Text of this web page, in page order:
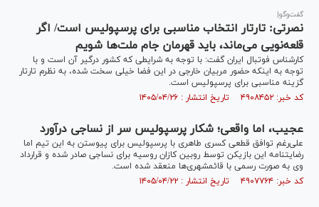
گفت‌وگو|
نصرتی: تارتار انتخاب مناسبی برای پرسپولیس است/ اگر
قلعه‌نویی می‌ماند، باید قهرمان جام ملت‌ها شویم
کارشناس فوتبال ایران گفت: با توجه به شرایطی که کشور درگیر آن است و با
توجه به اینکه حضور مربیان خارجی در این فضا خیلی سخت شده، به نظرم تارتار
گزینه مناسبی برای پرسپولیس است.
کد خبر: ۴۹۰۸۴۵۲ تاریخ انتشار : ۱۴۰۵/۰۴/۲۶
عجیب، اما واقعی؛ شکار پرسپولیس سر از نساجی درآورد
علی‌رغم توافق قطعی کسری طاهری با پرسپولیس برای پیوستن به این تیم اما
رضایتنامه این بازیکن توسط روبین کازان روسیه برای نساجی صادر شده و قرارداد
وی به صورت رسمی با قائمشهری‌ها منعقد شده است.
کد خبر: ۴۹۰۷۷۶۴ تاریخ انتشار : ۱۴۰۵/۰۴/۲۲